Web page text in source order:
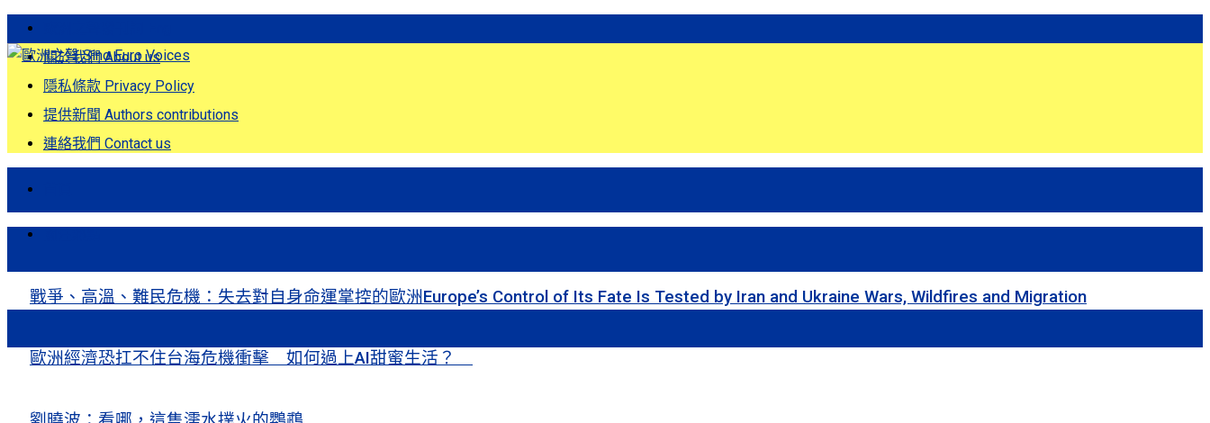
關於我們 About us
隱私條款 Privacy Policy
提供新聞 Authors contributions
連絡我們 Contact us
戰爭、高溫、難民危機：失去對自身命運掌控的歐洲Europe’s Control of Its Fate Is Tested by Iran and Ukraine Wars, Wildfires and Migration
歐洲經濟恐扛不住台海危機衝擊 如何過上AI甜蜜生活？